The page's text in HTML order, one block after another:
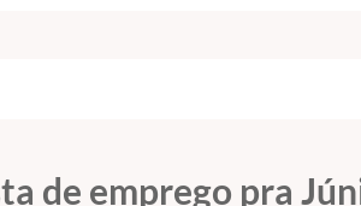
de emprego pra